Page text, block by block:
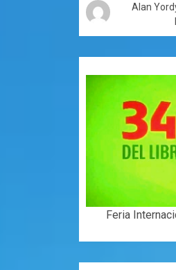
Alan
Feria